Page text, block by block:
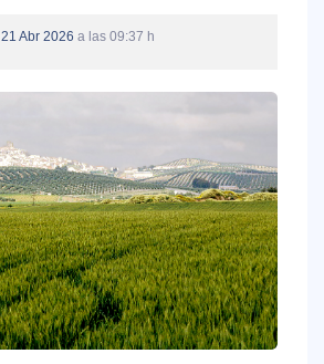
21 Abr 2026 a las 09:37 h